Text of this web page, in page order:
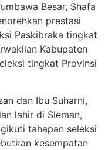
Besar, Shafa
prestasi
Paskibraka tingkat
Kabupaten
tingkat Provinsi
dan Ibu Suharni,
lahir di Sleman,
tahapan seleksi
kesempatan